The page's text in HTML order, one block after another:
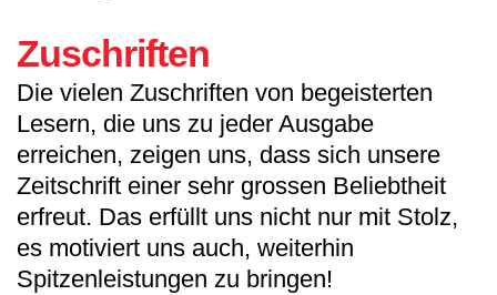
Zuschriften
Die vielen Zuschriften von begeisterten
Lesern, die uns zu jeder Ausgabe
erreichen, zeigen uns, dass sich unsere
Zeitschrift einer sehr grossen Beliebtheit
erfreut. Das erfüllt uns nicht nur mit Stolz,
es motiviert uns auch, weiterhin
Spitzenleistungen zu bringen!